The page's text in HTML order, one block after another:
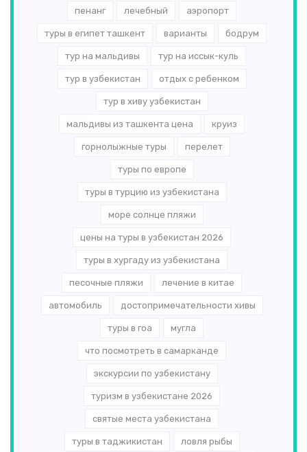
пенанг лечебный аэропорт
туры в египет ташкент варианты бодрум
тур на мальдивы тур на иссык-куль
тур в узбекистан отдых с ребенком
тур в хиву узбекистан
мальдивы из ташкента цена круиз
горнолыжные туры перелет
туры по европе
туры в турцию из узбекистана
море солнце пляжи
цены на туры в узбекистан 2026
туры в хургаду из узбекистана
песочные пляжи лечение в китае
автомобиль достопримечательности хивы
туры в гоа мугла
что посмотреть в самарканде
экскурсии по узбекистану
туризм в узбекистане 2026
святые места узбекистана
туры в таджикистан ловля рыбы